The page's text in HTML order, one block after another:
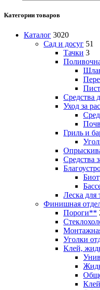
Категории товаров
Каталог 3020
Сад и досуг 51
Тачки 3
Средства
Уход за
Гриль и
Средства
Леска для
Финишная
Пороги**
Уголки
Клей,